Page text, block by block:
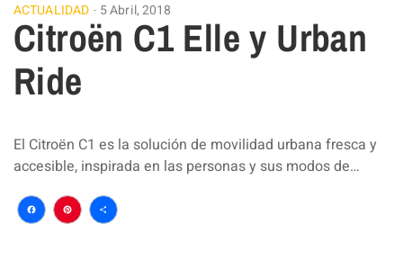
ACTUALIDAD 5 Abril, 2018
Citroën C1 Elle y Urban
Ride
El Citroën C1 es la solución de movilidad urbana fresca y
accesible, inspirada en las personas y sus modos de…
Facebook
Pinterest
Compartir